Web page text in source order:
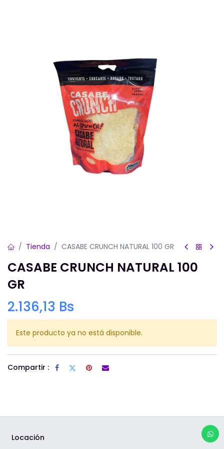
Tienda CASABE CRUNCH NATURAL 100 GR
CASABE CRUNCH NATURAL 100
GR
2.136,13 Bs
Este producto ya no está disponible.
Compartir :
Locación